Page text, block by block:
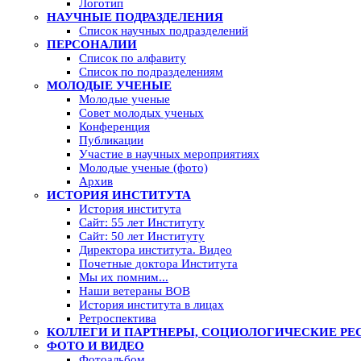
Логотип
НАУЧНЫЕ ПОДРАЗДЕЛЕНИЯ
Список научных подразделений
ПЕРСОНАЛИИ
Список по алфавиту
Список по подразделениям
МОЛОДЫЕ УЧЕНЫЕ
Молодые ученые
Совет молодых ученых
Конференция
Публикации
Участие в научных мероприятиях
Молодые ученые (фото)
Архив
ИСТОРИЯ ИНСТИТУТА
История института
Сайт: 55 лет Институту
Сайт: 50 лет Институту
Директора института. Видео
Почетные доктора Института
Мы их помним...
Наши ветераны ВОВ
История института в лицах
Ретроспектива
КОЛЛЕГИ И ПАРТНЕРЫ, СОЦИОЛОГИЧЕСКИЕ
ФОТО И ВИДЕО